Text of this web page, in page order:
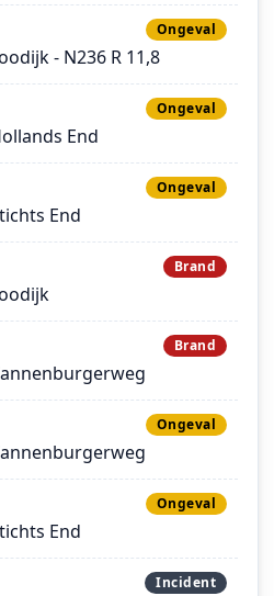
Ongeval
- N236 R 11,8
Ongeval
End
Ongeval
End
Brand
Brand
Ongeval
Ongeval
End
Incident